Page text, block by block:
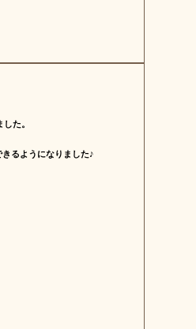
た。
るようになりました♪